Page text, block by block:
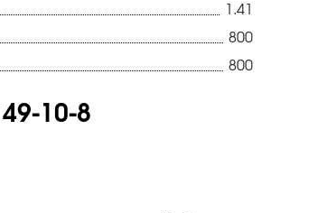
1.41
800
800
10-8